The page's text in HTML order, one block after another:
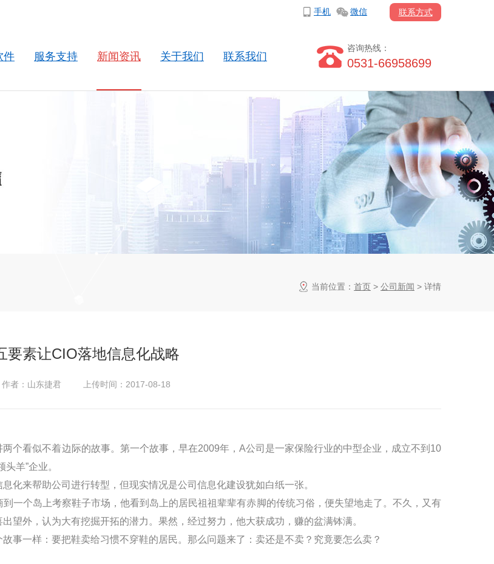
联系方式
微信
手机
件 服务支持 新闻资讯 关于我们 联系我们
咨询热线：
0531-66958699
当前位置： 首页 > 公司新闻 > 详情
要素让CIO落地信息化战略
作者：山东捷君 上传时间：2017-08-18
个看似不着边际的故事。第一个故事，早在2009年， A公司是一家保险行业的中型企业，成立不到 10
羊”企业。
化来帮助公司进行转型，但现实情况是公司信息化建设犹如白纸一张。
一个岛上考察鞋子市场，他看到岛上的居民祖祖辈辈有赤脚的传统习俗，便失望地走了。不久，又有
望外，认为大有挖掘开拓的潜力。果然，经过努力，他大获成功，赚的盆满钵满。
事一样：要把鞋卖给习惯不穿鞋的居民。那么问题来了：卖还是不卖？究竟要怎么卖？